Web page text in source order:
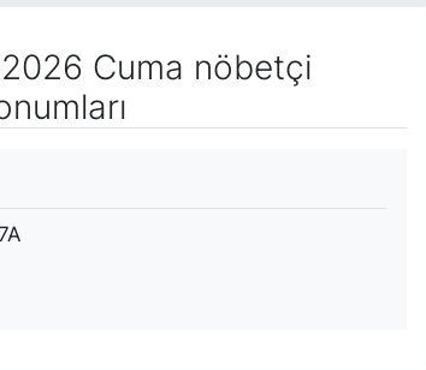
Cuma nöbetçi